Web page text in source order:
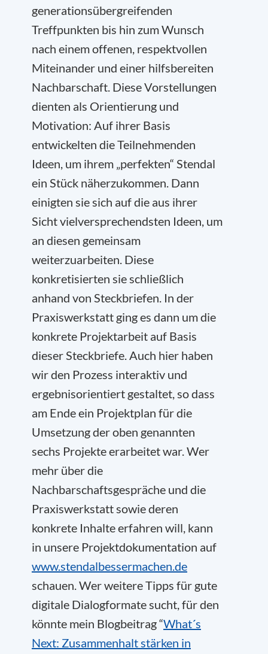
generationsübergreifenden
Treffpunkten bis hin zum Wunsch
nach einem offenen, respektvollen
Miteinander und einer hilfsbereiten
Nachbarschaft. Diese Vorstellungen
dienten als Orientierung und
Motivation: Auf ihrer Basis
entwickelten die Teilnehmenden
Ideen, um ihrem „perfekten“ Stendal
ein Stück näherzukommen. Dann
einigten sie sich auf die aus ihrer
Sicht vielversprechendsten Ideen, um
an diesen gemeinsam
weiterzuarbeiten. Diese
konkretisierten sie schließlich
anhand von Steckbriefen. In der
Praxiswerkstatt ging es dann um die
konkrete Projektarbeit auf Basis
dieser Steckbriefe. Auch hier haben
wir den Prozess interaktiv und
ergebnisorientiert gestaltet, so dass
am Ende ein Projektplan für die
Umsetzung der oben genannten
sechs Projekte erarbeitet war. Wer
mehr über die
Nachbarschaftsgespräche und die
Praxiswerkstatt sowie deren
konkrete Inhalte erfahren will, kann
in unsere Projektdokumentation auf
www.stendalbessermachen.de
schauen. Wer weitere Tipps für gute
digitale Dialogformate sucht, für den
könnte mein Blogbeitrag “What´s
Next: Zusammenhalt stärken in